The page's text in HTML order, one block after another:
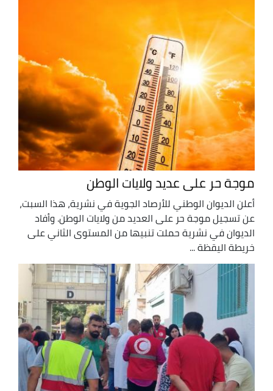
موجة حر على عديد ولايات الوطن
أعلن الديوان الوطني للأرصاد الجوية في نشرية، هذا السبت،
عن تسجيل موجة حر على العديد من ولايات الوطن. وأفاد
الديوان في نشرية حملت تنبيها من المستوى الثاني على
خريطة اليقظة ...